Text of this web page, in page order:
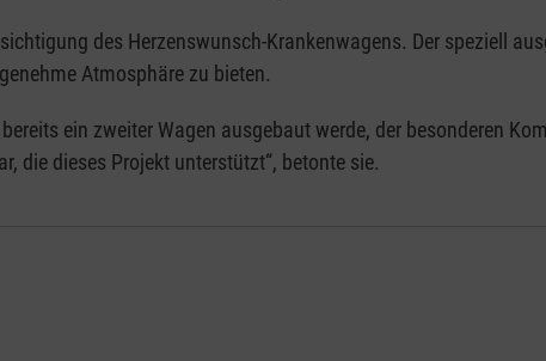
des Herzenswunsch-Krankenwagens. Der speziell
Atmosphäre zu bieten.
ein zweiter Wagen ausgebaut werde, der besonderen
die dieses Projekt unterstützt“, betonte sie.